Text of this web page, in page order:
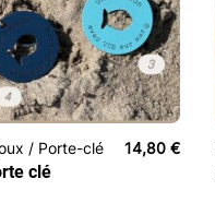
/ Porte-clé 14,80 €
clé